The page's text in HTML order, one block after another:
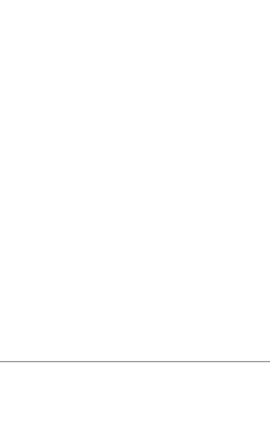
والتفاصيل قريبا
أو توجيه من إيران